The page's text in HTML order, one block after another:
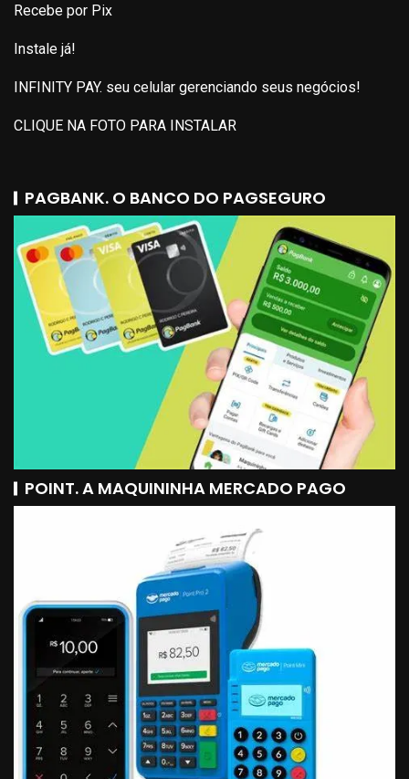
Recebe por Pix
Instale já!
INFINITY PAY. seu celular gerenciando seus negócios!
CLIQUE NA FOTO PARA INSTALAR
PAGBANK. O BANCO DO PAGSEGURO
POINT. A MAQUININHA MERCADO PAGO